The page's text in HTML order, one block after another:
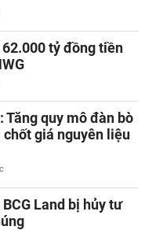
tỷ đồng tiền
quy mô đàn bò
giá nguyên liệu
Land bị hủy tư